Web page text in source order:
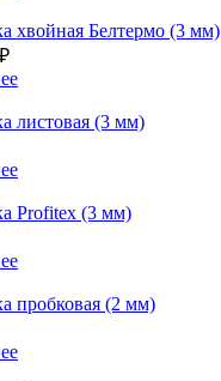
хвойная Белтермо (3 мм)
листовая (3 мм)
Profitex (3 мм)
пробковая (2 мм)